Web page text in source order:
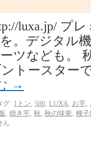
luxa.jp/ プ
。デジタル
ツなども。
トースター
→
グ: 1トン 500 LUXA お芋
焼き芋 秋 秋の味覚 種子
ん